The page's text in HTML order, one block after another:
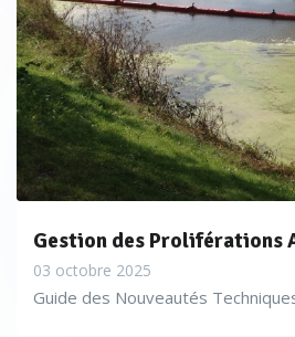
Gestion des Proliférations
03 octobre 2025
Guide des Nouveautés